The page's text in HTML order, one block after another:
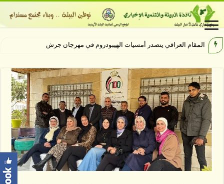
المقام العراقي يتصدر أمسيات الهيبودروم في مهرجان جرش